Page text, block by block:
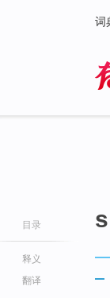
词
目录
释义
翻译